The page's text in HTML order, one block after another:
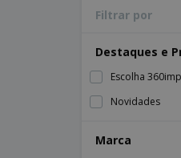
Filtrar por
Destaques e
Escolha
Novidades
Marca